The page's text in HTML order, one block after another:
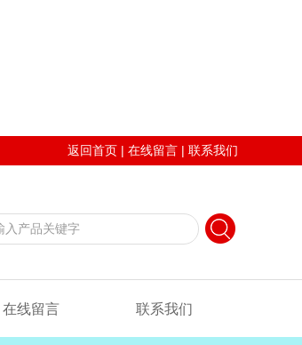
返回首页 | 在线留言 | 联系我们
在线留言 联系我们